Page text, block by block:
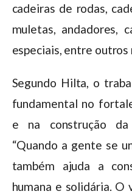
cadeiras de rodas,
muletas, andadores,
especiais, entre
Segundo Hilta, o
fundamental no
e na construção
“Quando a gente se
também ajuda a
humana e solidária.